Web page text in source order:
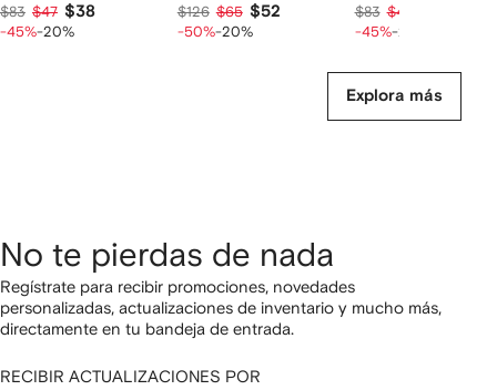
$83 $47 $38
-45%-20%
$126 $65 $52
-50%-20%
$83 $47
-45%-20%
Explora más
No te pierdas de nada
Regístrate para recibir promociones, novedades
personalizadas, actualizaciones de inventario y mucho más,
directamente en tu bandeja de entrada.
RECIBIR ACTUALIZACIONES POR